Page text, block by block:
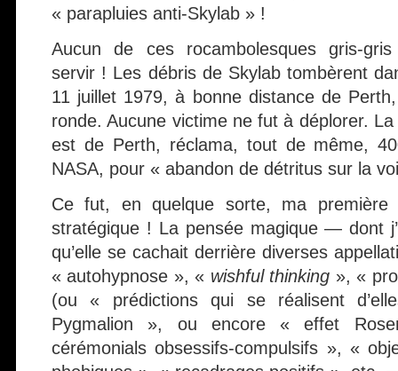
« parapluies anti-Skylab » !
Aucun de ces rocambolesques gris-
servir ! Les débris de Skylab tombèrent
11 juillet 1979, à bonne distance de
ronde. Aucune victime ne fut à déplorer. La
est de Perth, réclama, tout de même,
NASA, pour « abandon de détritus sur la
Ce fut, en quelque sorte, ma première
stratégique ! La pensée magique — dont
qu’elle se cachait derrière diverses
« autohypnose », « wishful thinking », «
(ou « prédictions qui se réalisent
Pygmalion », ou encore « effet
cérémonials obsessifs-compulsifs », «